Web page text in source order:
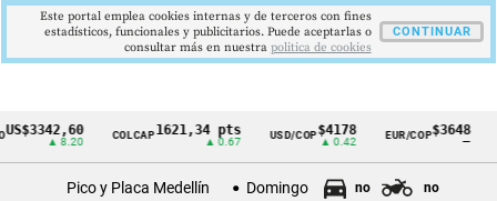
CintilloCOLCAP1621,34 pts USD/COP$4178
▲ 0.42
EUR/COP$3648
—
Pico y Placa Medellín Domingo no no
Este portal emplea cookies internas y de terceros con fines
estadísticos, funcionales y publicitarios. Puede aceptarlas o
consultar más en nuestra politica de cookies
CONTINUAR